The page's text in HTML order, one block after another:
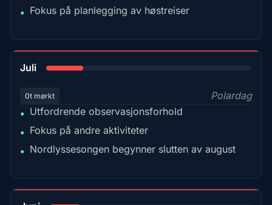
• Fokus på planlegging av høstreiser
Juli
0t mørkt
Polardag
• Utfordrende observasjonsforhold
• Fokus på andre aktiviteter
• Nordlyssesongen begynner slutten av august